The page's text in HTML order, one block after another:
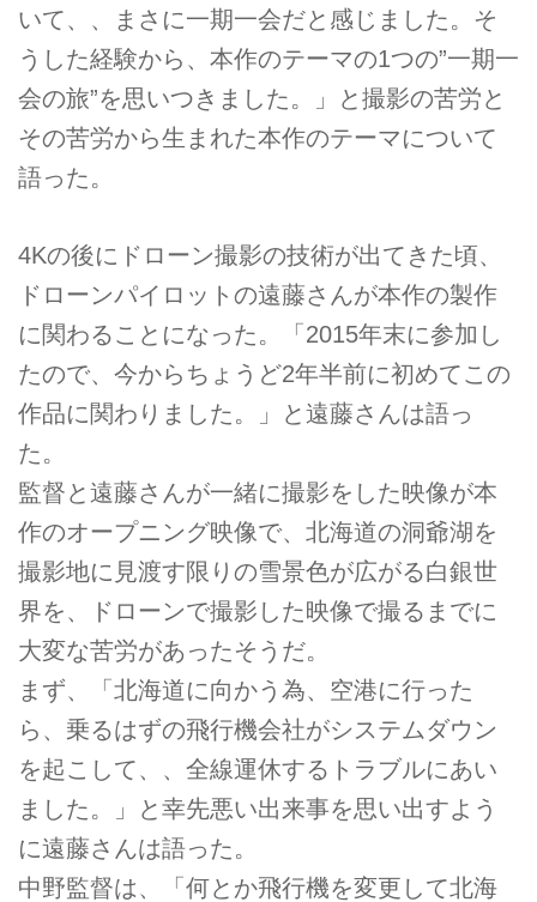
いて、、まさに一期一会だと感じました。そ
うした経験から、本作のテーマの1つの”一期一
会の旅”を思いつきました。」と撮影の苦労と
その苦労から生まれた本作のテーマについて
語った。
4Kの後にドローン撮影の技術が出てきた頃、
ドローンパイロットの遠藤さんが本作の製作
に関わることになった。「2015年末に参加し
たので、今からちょうど2年半前に初めてこの
作品に関わりました。」と遠藤さんは語っ
た。
監督と遠藤さんが一緒に撮影をした映像が本
作のオープニング映像で、北海道の洞爺湖を
撮影地に見渡す限りの雪景色が広がる白銀世
界を、ドローンで撮影した映像で撮るまでに
大変な苦労があったそうだ。
まず、「北海道に向かう為、空港に行った
ら、乗るはずの飛行機会社がシステムダウン
を起こして、、全線運休するトラブルにあい
ました。」と幸先悪い出来事を思い出すよう
に遠藤さんは語った。
中野監督は、「何とか飛行機を変更して北海